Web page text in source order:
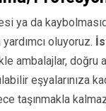
ya da
oluyoruz.
ambalajlar, doğru
eşyalarınıza
taşınmakla